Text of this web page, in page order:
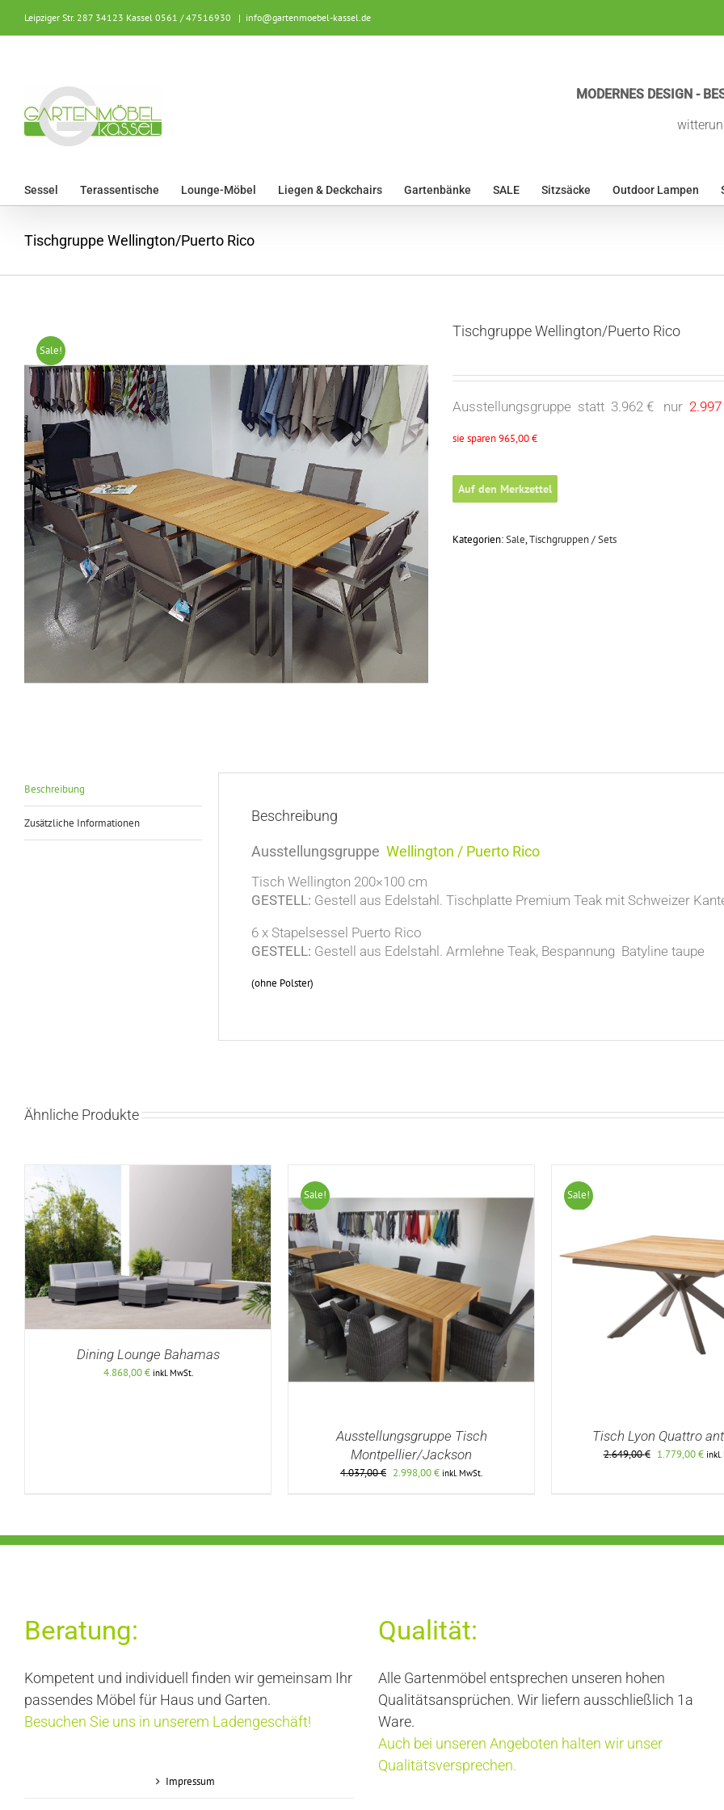
Leipziger Str. 287 34123 Kassel 0561 / 47516930 | info@gartenmoebel-kassel.de
MODERNES DESIGN -
Sessel Terassentische Lounge-Möbel Liegen & Deckchairs Gartenbänke SALE Sitzsäcke Outdoor Lampen
Tischgruppe Wellington/Puerto Rico
Sale!
Tischgruppe Wellington/Puerto Rico
Ausstellungsgruppe statt 3.962 € nur
sie sparen 965,00 €
Auf den Merkzettel
Kategorien:Sale,Tischgruppen / Sets
Beschreibung
Zusätzliche Informationen Beschreibung
Ausstellungsgruppe Wellington / Puerto Rico
Tisch Wellington 200×100 cm
GESTELL: Gestell aus Edelstahl. Tischplatte Premium Teak mit Schweizer
6 x Stapelsessel Puerto Rico
GESTELL: Gestell aus Edelstahl. Armlehne Teak, Bespannung Batyline taupe
(ohne Polster)
Ähnliche Produkte
Dining Lounge Bahamas
4.868,00€ inkl. MwSt.
Sale!
DETAILS
Ausstellungsgruppe Tisch
Montpellier/Jackson
4.037,00€ Ursprünglicher
2.998,00€Aktueller
inkl. MwSt.
Sale!
DETAILS
Tisch Lyon Quattro
2.649,00€ Ursprünglicher
1.779,00€ inkl.
Beratung:
Kompetent und individuell finden wir gemeinsam Ihr
passendes Möbel für Haus und Garten.
Besuchen Sie uns in unserem Ladengeschäft!
Impressum
Qualität:
Alle Gartenmöbel entsprechen unseren hohen
Qualitätsansprüchen. Wir liefern ausschließlich 1a
Ware.
Auch bei unseren Angeboten halten wir unser
Qualitätsversprechen.